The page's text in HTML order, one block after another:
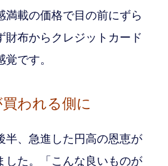
満載の価格で目の前にずら
財布からクレジットカード
です。
われる側に
、急進した円高の恩恵が
した。「こんな良いものが